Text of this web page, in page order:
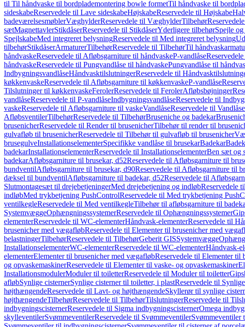
til Til håndvaske til bordplademontering bowle formetTil håndvaske til
sideskabeReservedele til Lave sideskabeHøjskabeReservedele til Højskabe
badeværelsesmøblerVæghylderReservedele til VæghylderTilbehør
sætMagnettavlerStikdåserReservedele til StikdåserYderligere tilbehørSpejle
SpejlskabeMed integreret belysningReservedele til Med integreret belysning
tilbehørStikdåserArmaturerTilbehørReservedele til TilbehørTil
håndvaskeReservedele til Afløbsgarniture til håndvaskeP-vandlåse
håndvaskeReservedele til Pungvandlåse til håndvaskePungvandlåse til
IndbygningsvandlåseHåndvasktilslutningerReservedele til
køkkenvaskeReservedele til Afløbsgarniture til køkkenvaskeP-vandlåse
Tilslutninger til køkkenvaskeFerolerReservedele til FerolerAfløbsbøjninger
vandlåseReservedele til P-vandlåseIndbygningsvandlåseReservedele til
vaskeReservedele til Afløbsgarniture til vaskeVandlåseReservedele til Vandlåse
AfløbsventilerTilbehørReservedele til TilbehørBruseniche og badekar
brusenicherReservedele til Render til brusenicherTilbehør til render til
gulvafløb til brusenicherReservedele til Tilbehør til gulvafløb til brusenicher
brusegulveInstallationselementerSpecifikke vandlåse til brusekarBadekar
badekarInstallationselementerReservedele til InstallationselementerBen sæt og
badekarAfløbsgarniture til brusekar, d52Reservedele til Afløbsgarniture til
bundventilAfløbsgarniture til brusekar, d90Reservedele til Afløbsgarniture til
dæksel til bundventilAfløbsgarniture til badekar, d52Reservedele til
Slutmontagesæt til drejebetjeningerMed drejebetjening og indløbReservedele
indløbMed trykbetjening PushControlReservedele til Med trykbetjening
ventilkegleReservedele til Med ventilkegleTilbehør til afløbsgarniture til
SystemvæggeOphængningssystemerReservedele til Ophængningssystemer
elementerReservedele til WC-elementerHåndvask-elementerReservedele til
brusenicher med vægafløbReservedele til Elementer til brusenicher med
belastningerTilbehørReservedele til TilbehørGeberit GISSystemvægge
InstallationselementerWC-elementerReservedele til WC-elementerHåndvask-
elementerElementer til brusenicher med vægafløbReservedele til Elementer til
og opvaskemaskinerReservedele til Elementer til vaske- og opvaskemaskiner
InstallationsmodulerModuler til toiletterReservedele til Moduler til toiletter
afløbSynlige cisternerSynlige cisterner til toiletter, i plastReservedele til
højthængendeReservedele til Lavt- og højthængendeSkyllerør til synlige
højthængendeTilbehørReservedele til TilbehørTilslutningerReservedele til
indbygningscisternerReservedele til Sigma indbygningscisternerOmega
skylleventilerSvømmeventilerReservedele til SvømmeventilerSvømmeventiler